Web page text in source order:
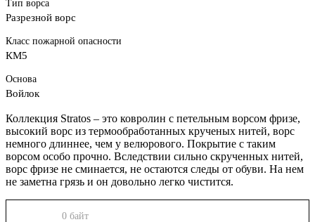
Тип ворса
Разрезной ворс
Класс пожарной опасности
КМ5
Основа
Войлок
Коллекция Stratos – это ковролин с петельным ворсом фризе,
высокий ворс из термообработанных крученых нитей, ворс
немного длиннее, чем у велюрового. Покрытие с таким
ворсом особо прочно. Вследствии сильно скрученных нитей,
ворс фризе не сминается, не остаются следы от обуви. На нем
не заметна грязь и он довольно легко чистится.
0 байт